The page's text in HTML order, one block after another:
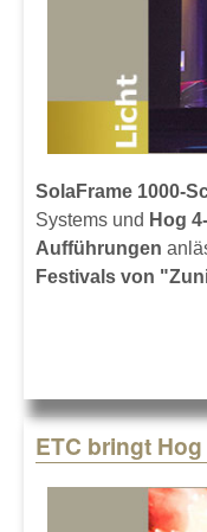
SolaFrame 1000-
Systems und Hog
Aufführungen
Festivals von
ETC bringt